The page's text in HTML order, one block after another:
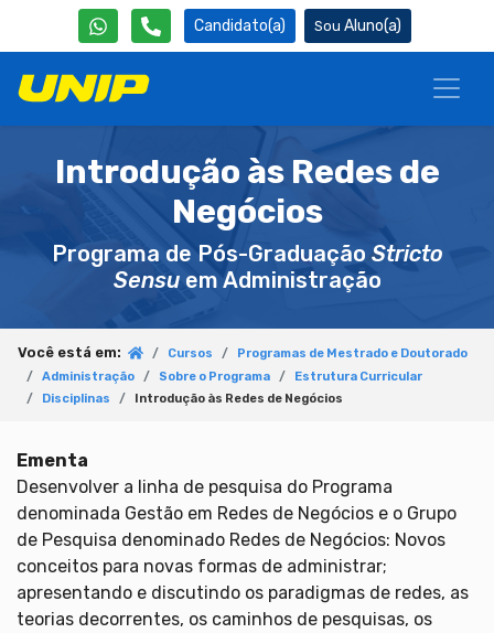
Candidato(a) Aluno(a)
Introdução às Redes de
Negócios
Programa de Pós-Graduação Stricto
Sensuem Administração
Você está em: Cursos
Programas de Mestrado e Doutorado
Administração
Sobre o Programa
Estrutura Curricular
Disciplinas
Introdução às Redes de Negócios
Ementa
Desenvolver a linha de pesquisa do Programa
denominada Gestão em Redes de Negócios e o Grupo
de Pesquisa denominado Redes de Negócios: Novos
conceitos para novas formas de administrar;
apresentando e discutindo os paradigmas de redes, as
teorias decorrentes, os caminhos de pesquisas, os